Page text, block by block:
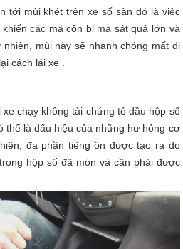
tới mùi khét trên xe số sàn đó là việc
các má côn bị ma sát quá lớn và
mùi này sẽ nhanh chóng mất đi
cách lái xe .
chạy không tải chứng tỏ dầu hộp số
thể là dấu hiệu của những hư hỏng cơ
đa phần tiếng ồn được tạo ra do
hộp số đã mòn và cần phải được